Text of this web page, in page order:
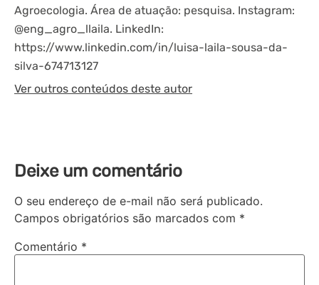
Agroecologia. Área de atuação: pesquisa. Instagram:
@eng_agro_llaila. LinkedIn:
https://www.linkedin.com/in/luisa-laila-sousa-da-
silva-674713127
Ver outros conteúdos deste autor
Deixe um comentário
O seu endereço de e-mail não será publicado.
Campos obrigatórios são marcados com *
Comentário *